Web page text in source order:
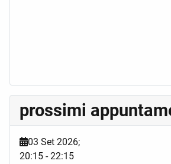
prossimi
03 Set 2026;
20:15 -22:15